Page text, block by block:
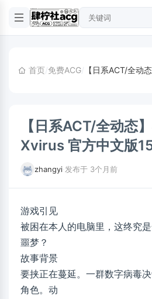
首页/免费ACG/
【日系ACT/全动态
Xvirus 官方中文版
zhangyi 发布于 3个月前
游戏引见
被困在本人的电脑里，这终究
噩梦？
故事背景
要挟正在蔓延。一群数字病毒
角色。动